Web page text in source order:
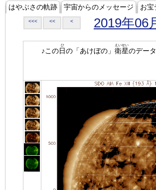
はやぶさの軌跡 宇宙からのメッセージ お宝
<<< << < 2019年06
♪この日
ひ
の「あけぼの」 衛星
えいせい
のデー